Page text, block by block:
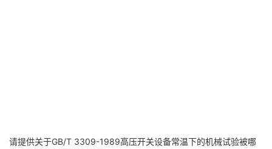
请提供关于GB/T 3309-1989高压开关设备常温下的机械试验被哪